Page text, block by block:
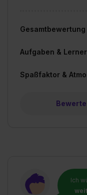
Ich
Gesamtbewertung
Aufgaben &
Spaßfaktor &